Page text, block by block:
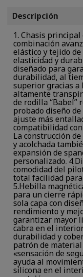
Descripción
1. Chasis
combinación
elástico y tejido
elasticidad y
diseñado para
durabilidad, al
superior gracias a
altamente
de rodilla “Babel”
probado diseño
ajuste más
compatibilidad
La construcción
y acolchada
expansión de
personalizado.
comodidad del
total facilidad
5.Hebilla
para un cierre
sola capa con
rendimiento y
garantizar mayor
cabra en el
durabilidad y
patrón de
«sensación de
ayuda al
silicona en el